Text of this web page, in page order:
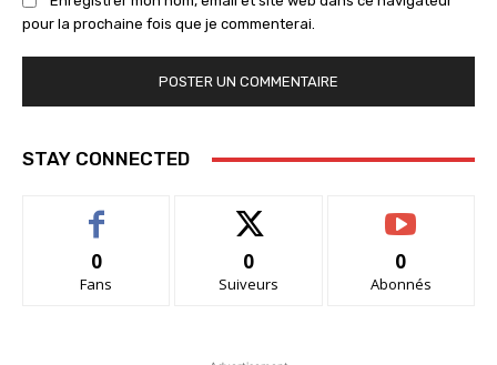
pour la prochaine fois que je commenterai.
STAY CONNECTED
0
Fans
0
Suiveurs
0
Abonnés